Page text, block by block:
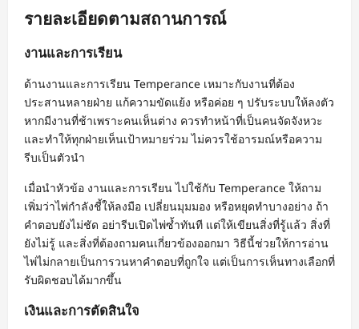
รายละเอียดตามสถานการณ์
งานและการเรียน
ด้านงานและการเรียน Temperance เหมาะกับงานที่ต้อง
ประสานหลายฝ่าย แก้ความขัดแย้ง หรือค่อย ๆ ปรับระบบให้ลงตัว
หากมีงานที่ช้าเพราะคนเห็นต่าง ควรทำหน้าที่เป็นคนจัดจังหวะ
และทำให้ทุกฝ่ายเห็นเป้าหมายร่วม ไม่ควรใช้อารมณ์หรือความ
รีบเป็นตัวนำ
เมื่อนำหัวข้อ งานและการเรียน ไปใช้กับ Temperance ให้ถาม
เพิ่มว่าไพ่กำลังชี้ให้ลงมือ เปลี่ยนมุมมอง หรือหยุดทำบางอย่าง ถ้า
คำตอบยังไม่ชัด อย่ารีบเปิดไพ่ซ้ำทันที แต่ให้เขียนสิ่งที่รู้แล้ว สิ่งที่
ยังไม่รู้ และสิ่งที่ต้องถามคนเกี่ยวข้องออกมา วิธีนี้ช่วยให้การอ่าน
ไพ่ไม่กลายเป็นการวนหาคำตอบที่ถูกใจ แต่เป็นการเห็นทางเลือกที่
รับผิดชอบได้มากขึ้น
เงินและการตัดสินใจ